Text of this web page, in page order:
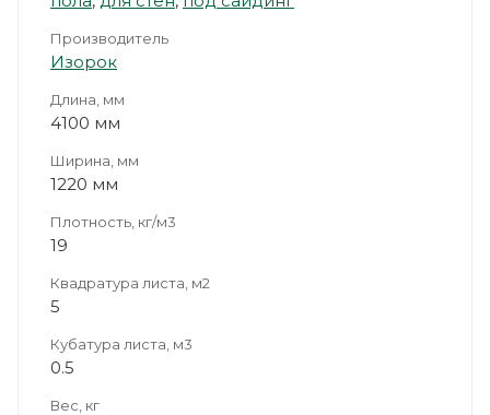
Производитель
Изорок
Длина, мм
4100 мм
Ширина, мм
1220 мм
Плотность, кг/м3
19
Квадратура листа, м2
5
Кубатура листа, м3
0.5
Вес, кг